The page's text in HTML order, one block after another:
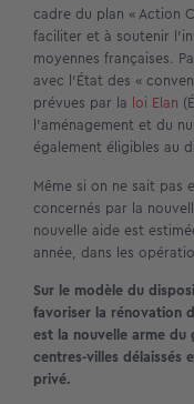
cadre du plan « Action
faciliter et à soutenir
moyennes françaises.
avec l’État des «
prévues par la loi Elan
l’aménagement et du
également éligibles au
Même si on ne sait pas
concernés par la
nouvelle aide est
année, dans les
Sur le modèle du
favoriser la rénovation
est la nouvelle arme
centres-villes délaissés
privé.